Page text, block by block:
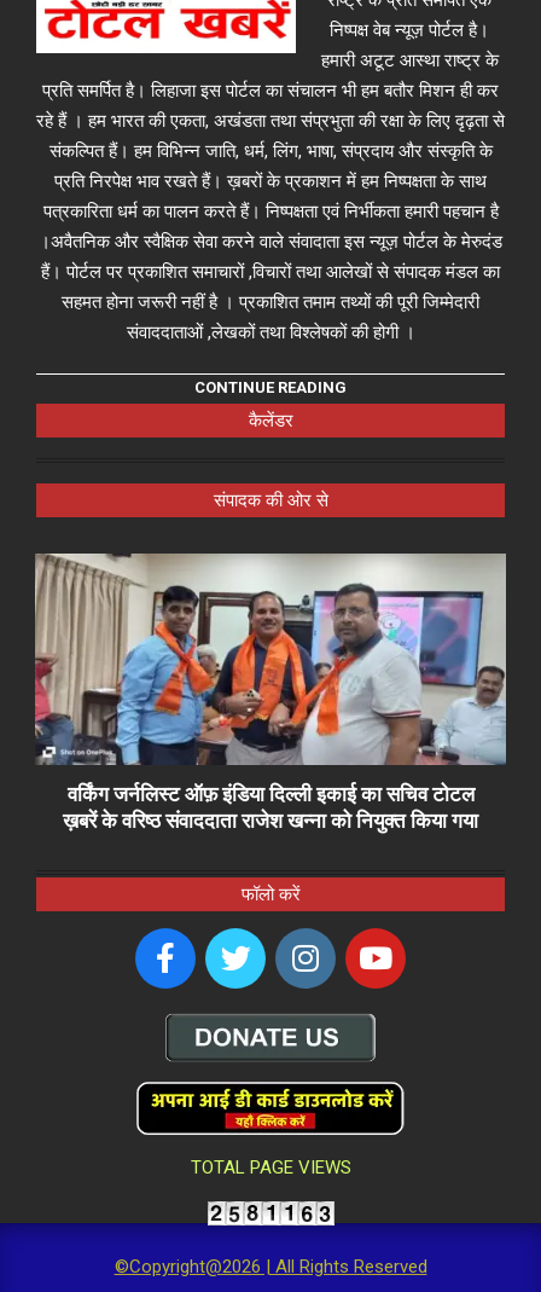
निष्पक्ष वेब न्यूज़ पोर्टल है।
हमारी अटूट आस्था राष्ट्र के
प्रति समर्पित है। लिहाजा इस पोर्टल का संचालन भी हम बतौर मिशन ही कर
रहे हैं । हम भारत की एकता, अखंडता तथा संप्रभुता की रक्षा के लिए दृढ़ता से
संकल्पित हैं। हम विभिन्न जाति, धर्म, लिंग, भाषा, संप्रदाय और संस्कृति के
प्रति निरपेक्ष भाव रखते हैं। ख़बरों के प्रकाशन में हम निष्पक्षता के साथ
पत्रकारिता धर्म का पालन करते हैं। निष्पक्षता एवं निर्भीकता हमारी पहचान है
।अवैतनिक और स्वैक्षिक सेवा करने वाले संवादाता इस न्यूज़ पोर्टल के मेरुदंड
हैं। पोर्टल पर प्रकाशित समाचारों ,विचारों तथा आलेखों से संपादक मंडल का
सहमत होना जरूरी नहीं है । प्रकाशित तमाम तथ्यों की पूरी जिम्मेदारी
संवाददाताओं ,लेखकों तथा विश्लेषकों की होगी ।
CONTINUE READING
कैलेंडर
संपादक की ओर से
वर्किंग जर्नलिस्ट ऑफ़ इंडिया दिल्ली इकाई का सचिव टोटल
ख़बरें के वरिष्ठ संवाददाता राजेश खन्ना को नियुक्त किया गया
फॉलो करें
TOTAL PAGE VIEWS
©Copyright@2026 | All Rights Reserved